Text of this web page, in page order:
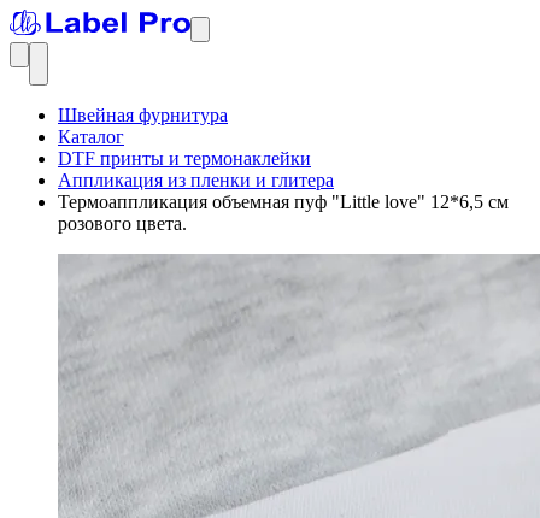
Швейная фурнитура
Каталог
DTF принты и термонаклейки
Аппликация из пленки и глитера
Термоаппликация объемная пуф "Little love" 12*6,5 см
розового цвета.